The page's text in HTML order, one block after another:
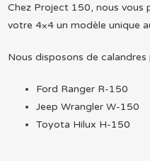
Chez Project 150, nous vous
votre 4×4 un modèle unique
Nous disposons de calandres
Ford Ranger R-150
Jeep Wrangler W-150
Toyota Hilux H-150